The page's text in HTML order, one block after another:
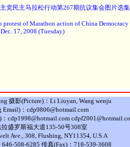
党民主马拉松行动第267期抗议集会图片选集
of Marathon action of China Democracy
17, 2008 (Tuesday)
摄影(Picture)：Li Liuyan, Wang wenju
：cdp9806@hotmail.com
cdp1998@hotmail.com
盛罗斯福大道135-50号308室
Ave., 308, Flushing, NY11354, U.S.A
508-6285 传真(Fax)：718-539-3608